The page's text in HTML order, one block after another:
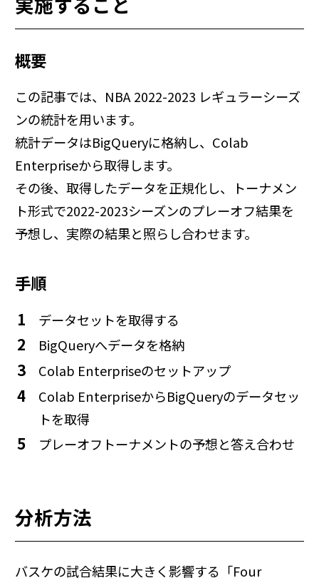
概要
この記事では、NBA 2022-2023 レギュラーシーズ
ンの統計を用います。
統計データはBigQueryに格納し、Colab
Enterpriseから取得します。
その後、取得したデータを正規化し、トーナメン
ト形式で2022-2023シーズンのプレーオフ結果を
予想し、実際の結果と照らし合わせます。
手順
データセットを取得する
BigQueryへデータを格納
Colab Enterpriseのセットアップ
Colab EnterpriseからBigQueryのデータセッ
トを取得
プレーオフトーナメントの予想と答え合わせ
分析方法
バスケの試合結果に大きく影響する「Four